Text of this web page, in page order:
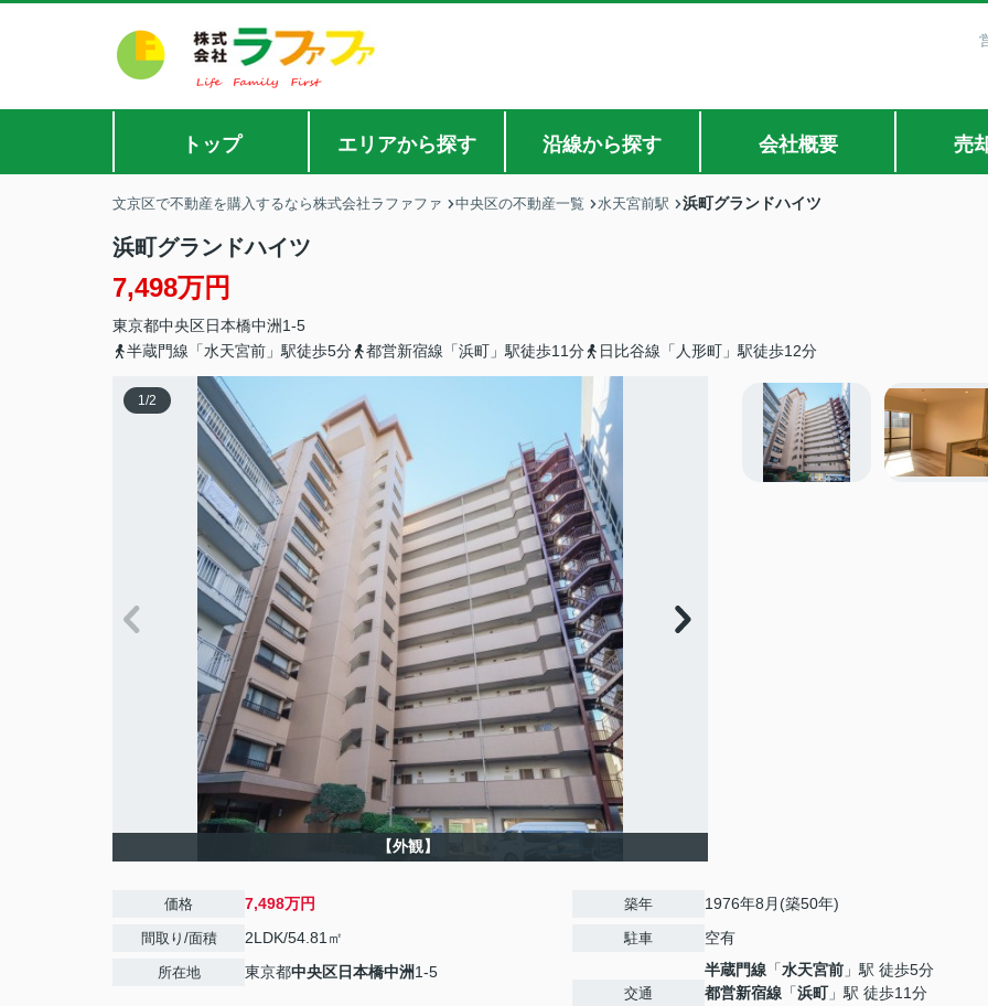
トップ エリアから探す 沿線から探す 会社概要 売
文京区で不動産を購入するなら株式会社ラファファ 中央区の不動産一覧 水天宮前駅 浜町グランドハイツ
浜町グランドハイツ
7,498万円
東京都中央区日本橋中洲1-5
半蔵門線「水天宮前」駅徒歩5分
都営新宿線「浜町」駅徒歩11分 日比谷線「人形町」駅徒歩12分
1/2
【外観】
価格 7,498万円
間取り/面積 2LDK/54.81㎡
所在地 東京都中央区日本橋中洲1-5
築年 1976年8月(築50年)
駐車 空有
交通
半蔵門線 「水天宮前 」駅 徒歩5分
都営新宿線 「浜町」駅 徒歩11分